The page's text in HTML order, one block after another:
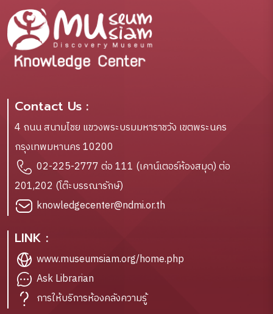
Contact Us :
4 ถนน สนามไชย แขวงพระบรมมหาราชวัง เขตพระนคร
กรุงเทพมหานคร 10200
02-225-2777 ต่อ 111 (เคาน์เตอร์ห้องสมุด) ต่อ
201,202 (โต๊ะบรรณารักษ์)
knowledgecenter@ndmi.or.th
LINK :
www.museumsiam.org/home.php
Ask Librarian
การให้บริการห้องคลังความรู้